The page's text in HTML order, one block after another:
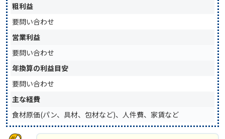
粗利益
要問い合わせ
営業利益
要問い合わせ
年換算の利益目安
要問い合わせ
主な経費
食材原価(パン、具材、包材など)、人件費、家賃など